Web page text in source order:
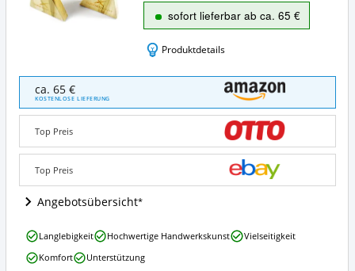
sofort lieferbar ab ca. 65 €
Produktdetails
X-
Parts
Parallettes
Angebote:
ist
Parallettes
erhältlich?
ca. 65 €
KOSTENLOSE LIEFERUNG
Top Preis
Top Preis
Angebotsübersicht
X-
Parts
Parallettes
Langlebigkeit Hochwertige Handwerkskunst
Vielseitigkeit
Komfort
Unterstützung